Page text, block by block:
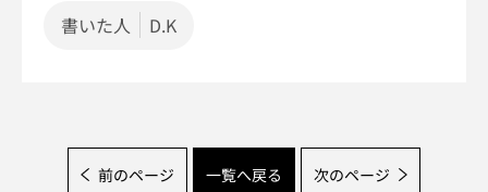
書いた人 D.K
前のページ 一覧へ戻る 次のページ